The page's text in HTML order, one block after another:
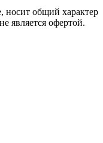
носит общий характер
является офертой.